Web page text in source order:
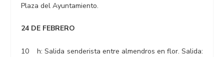
Plaza del Ayuntamiento.
24 DE FEBRERO
10 h: Salida senderista entre almendros en flor. Salida: